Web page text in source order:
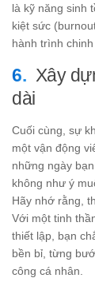
là kỹ năng sinh
kiệt sức
hành trình
Xây
dài
Cuối cùng, sự
một vận động
những ngày
không như ý
Hãy nhớ rằng,
Với một tinh
thiết lập, bạn
bền bỉ, từng
công cá nhân.